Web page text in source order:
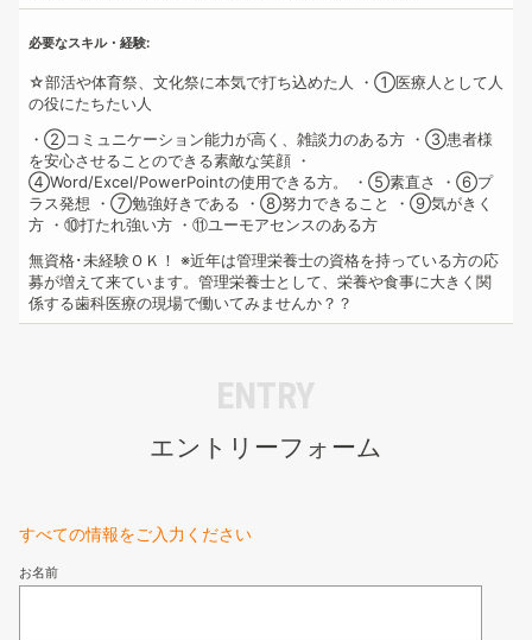
必要なスキル・経験
☆部活や体育祭、文化祭に本気で打ち込めた人
・①医療人として人
の役にたちたい人
・②コミュニケーション能力が高く、雑談力のある方 ・③患者様
を安心させることのできる素敵な笑顔 ・
④Word/Excel/PowerPointの使用できる方。
・⑤素直さ
・⑥プ
ラス発想 ・⑦勉強好きである ・⑧努力できること
・⑨気がきく
方 ・⑩打たれ強い方 ・⑪ユーモアセンスのある方
無資格･未経験ＯＫ！ ※近年は管理栄養士の資格を持っている方の応
募が増えて来ています。管理栄養士として、栄養や食事に大きく関
係する歯科医療の現場で働いてみませんか？？
ENTRY
エントリーフォーム
すべての情報をご入力ください
お名前